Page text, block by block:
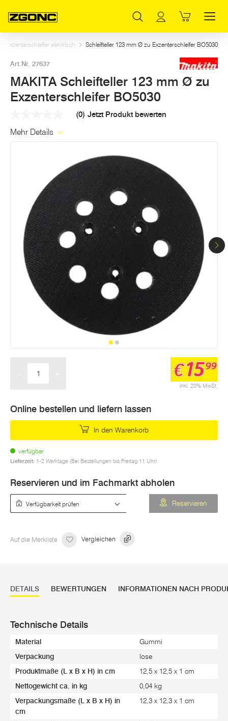
Exzenterschleifer elektrisch Schleifteller 123 mm Ø zu Exzenterschleifer BO5030
Art.Nr. 27637
MAKITA Schleifteller 123 mm Ø zu
Exzenterschleifer BO5030
Link
(0) Jetzt Produkt bewerten
Mehr Details
inkl. 20% MwSt.
€1599
Online bestellen und liefern lassen
In den Warenkorb
verfügbar
Lieferzeit: 1-2 Werktage (Bei Bestellungen bis Freitag 11 Uhr)
Reservieren und im Fachmarkt abholen
Reservieren
Auf die Merkliste Vergleichen
DETAILS BEWERTUNGEN INFORMATIONEN NACH
Technische Details
Material Gummi
Verpackung lose
Produktmaße (L x B x H) in cm 12,5 x 12,5 x 1 cm
Nettogewicht ca. in kg 0,04 kg
Verpackungsmaße (L x B x H) in
cm
12,3 x 12,3 x 1 cm